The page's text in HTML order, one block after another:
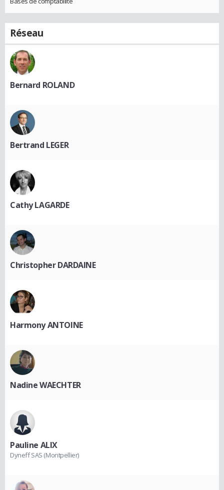
Réseau
Bernard ROLAND
Bertrand LEGER
Cathy LAGARDE
Christopher DARDAINE
Harmony ANTOINE
Nadine WAECHTER
Pauline ALIX
Dyneff SAS (Montpellier)